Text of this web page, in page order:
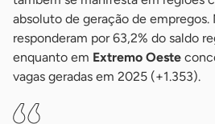
absoluto de geração de empregos.
responderam por 63,2% do saldo
enquanto em Extremo Oeste
vagas geradas em 2025 (+1.353).